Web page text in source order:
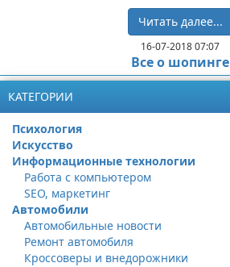
Читать далее...
16-07-2018 07:07
Все о шопинге
КАТЕГОРИИ
Психология
Искусство
Информационные технологии
Работа с компьютером
SEO, маркетинг
Автомобили
Автомобильные новости
Ремонт автомобиля
Кроссоверы и внедорожники